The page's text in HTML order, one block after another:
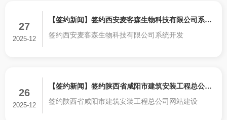
27
2025-12
【签约新闻】签约西安麦客森生物科技有限公司系统
开发
签约西安麦客森生物科技有限公司系统开发
26
2025-12
【签约新闻】签约陕西省咸阳市建筑安装工程总公司
网站建设
签约陕西省咸阳市建筑安装工程总公司网站建设